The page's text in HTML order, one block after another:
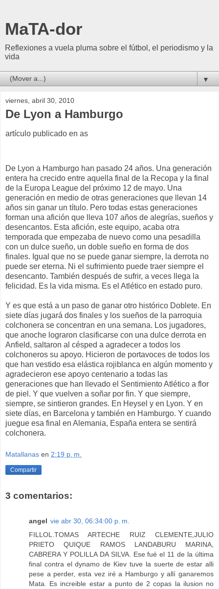
MaTA-dor
Reflexiones a vuela pluma sobre el fútbol, el periodismo y la
vida
▼
viernes, abril 30, 2010
De Lyon a Hamburgo
artículo publicado en as
De Lyon a Hamburgo han pasado 24 años. Una generación
entera ha crecido entre aquella final de la Recopa y la final
de la Europa League del próximo 12 de mayo. Una
generación en medio de otras generaciones que llevan 14
años sin ganar un título. Pero todas estas generaciones
forman una afición que lleva 107 años de alegrías, sueños y
desencantos. Esta afición, este equipo, acaba otra
temporada que empezaba de nuevo como una pesadilla
con un dulce sueño, un doble sueño en forma de dos
finales. Igual que no se puede ganar siempre, la derrota no
puede ser eterna. Ni el sufrimiento puede traer siempre el
desencanto. También después de sufrir, a veces llega la
felicidad. Es la vida misma. Es el Atlético en estado puro.
Y es que está a un paso de ganar otro histórico Doblete. En
siete días jugará dos finales y los sueños de la parroquia
colchonera se concentran en una semana. Los jugadores,
que anoche lograron clasificarse con una dulce derrota en
Anfield, saltaron al césped a agradecer a todos los
colchoneros su apoyo. Hicieron de portavoces de todos los
que han vestido esa elástica rojiblanca en algún momento y
agradecieron ese apoyo centenario a todas las
generaciones que han llevado el Sentimiento Atlético a flor
de piel. Y que vuelven a soñar por fin. Y que siempre,
siempre, se sintieron grandes. En Heysel y en Lyon. Y en
siete días, en Barcelona y también en Hamburgo. Y cuando
juegue esa final en Alemania, España entera se sentirá
colchonera.
Matallanas en 2:19 p. m.
Compartir
3 comentarios:
angel vie abr 30, 06:34:00 p. m.
FILLOL.TOMAS ARTECHE RUIZ CLEMENTE,JULIO
PRIETO QUIQUE RAMOS LANDABURU MARINA,
CABRERA Y POLILLA DA SILVA. Ese fué el 11 de la última
final contra el dynamo de Kiev tuve la suerte de estar alli
pese a perder, esta vez iré a Hamburgo y allí ganaremos
Mata. Es increible estar a punto de 2 copas la ilusion no